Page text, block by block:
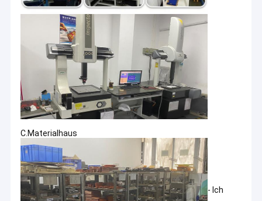
C.Materialhaus
- Ich